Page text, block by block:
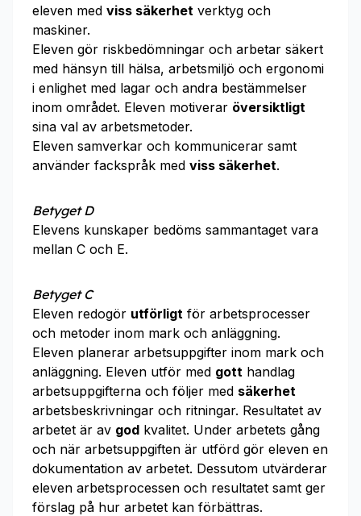
eleven med viss säkerhet verktyg och
maskiner.
Eleven gör riskbedömningar och arbetar säkert
med hänsyn till hälsa, arbetsmiljö och ergonomi
i enlighet med lagar och andra bestämmelser
inom området. Eleven motiverar översiktligt
sina val av arbetsmetoder.
Eleven samverkar och kommunicerar samt
använder fackspråk med viss säkerhet.
Betyget D
Elevens kunskaper bedöms sammantaget vara
mellan C och E.
Betyget C
Eleven redogör utförligt för arbetsprocesser
och metoder inom mark och anläggning.
Eleven planerar arbetsuppgifter inom mark och
anläggning. Eleven utför med gott handlag
arbetsuppgifterna och följer med säkerhet
arbetsbeskrivningar och ritningar. Resultatet av
arbetet är av god kvalitet. Under arbetets gång
och när arbetsuppgiften är utförd gör eleven en
dokumentation av arbetet. Dessutom utvärderar
eleven arbetsprocessen och resultatet samt ger
förslag på hur arbetet kan förbättras.